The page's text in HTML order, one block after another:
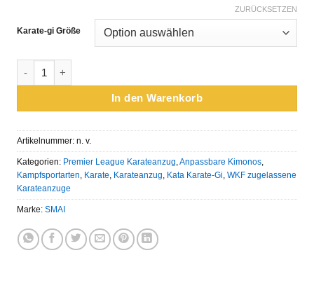
Karate-gi Größe
ZURÜCKSETZEN
In den Warenkorb
Artikelnummer: n. v.
Kategorien: Premier League Karateanzug Anpassbare Kimonos,
Kampfsportarten Karate Karateanzug Kata Karate-Gi WKF zugelassene
Karateanzuge
Marke: SMAI